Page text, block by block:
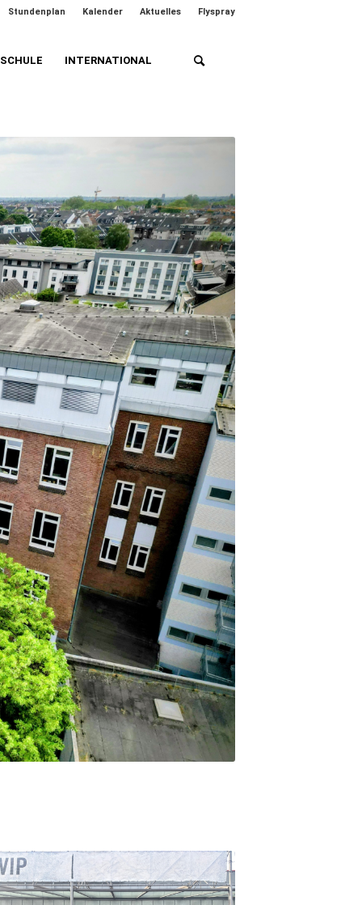
Stundenplan Kalender Aktuelles Flyspray
INTERNATIONAL